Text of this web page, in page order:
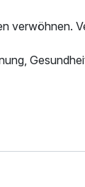
verwöhnen.